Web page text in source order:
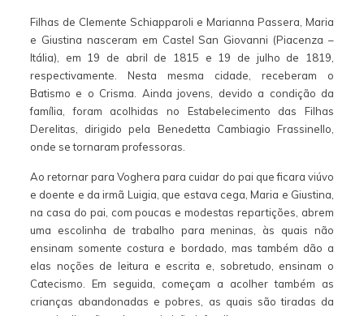
Filhas de Clemente Schiapparoli e Marianna Passera, Maria
e Giustina nasceram em Castel San Giovanni (Piacenza –
Itália), em 19 de abril de 1815 e 19 de julho de 1819,
respectivamente. Nesta mesma cidade, receberam o
Batismo e o Crisma. Ainda jovens, devido a condição da
família, foram acolhidas no Estabelecimento das Filhas
Derelitas, dirigido pela Benedetta Cambiagio Frassinello,
onde se tornaram professoras.
Ao retornar para Voghera para cuidar do pai que ficara viúvo
e doente e da irmã Luigia, que estava cega, Maria e Giustina,
na casa do pai, com poucas e modestas repartições, abrem
uma escolinha de trabalho para meninas, às quais não
ensinam somente costura e bordado, mas também dão a
elas noções de leitura e escrita e, sobretudo, ensinam o
Catecismo. Em seguida, começam a acolher também as
crianças abandonadas e pobres, as quais são tiradas da